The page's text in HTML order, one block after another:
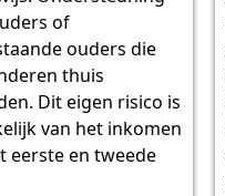
of
ouders die
thuis
Dit eigen risico is
van het inkomen
eerste en tweede